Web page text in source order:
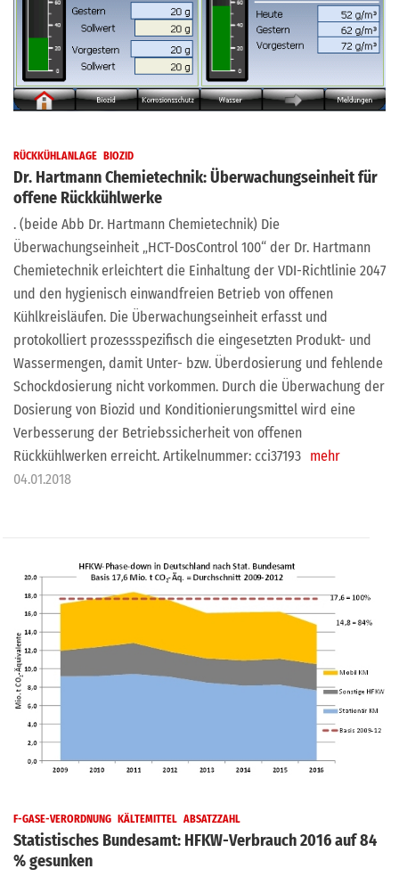
RÜCKKÜHLANLAGE BIOZID
Dr. Hartmann Chemietechnik: Überwachungseinheit für
offene Rückkühlwerke
. (beide Abb Dr. Hartmann Chemietechnik) Die
Überwachungseinheit „HCT-DosControl 100“ der Dr. Hartmann
Chemietechnik erleichtert die Einhaltung der VDI-Richtlinie 2047
und den hygienisch einwandfreien Betrieb von offenen
Kühlkreisläufen. Die Überwachungseinheit erfasst und
protokolliert prozessspezifisch die eingesetzten Produkt- und
Wassermengen, damit Unter- bzw. Überdosierung und fehlende
Schockdosierung nicht vorkommen. Durch die Überwachung der
Dosierung von Biozid und Konditionierungsmittel wird eine
Verbesserung der Betriebssicherheit von offenen
Rückkühlwerken erreicht. Artikelnummer: cci37193 mehr
04.01.2018
F-GASE-VERORDNUNG KÄLTEMITTEL ABSATZZAHL
Statistisches Bundesamt: HFKW-Verbrauch 2016 auf 84
% gesunken